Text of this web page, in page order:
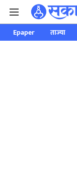
Epaper ताज्या